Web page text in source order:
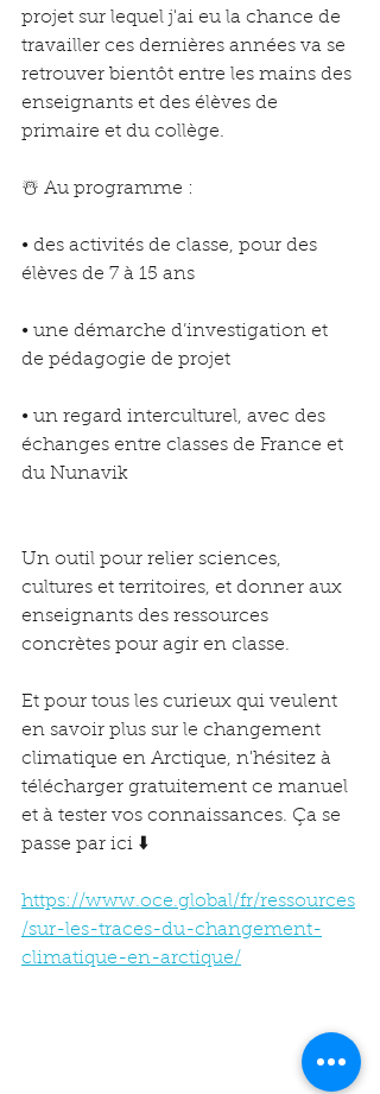
projet sur lequel j'ai eu la chance de
travailler ces dernières années va se
retrouver bientôt entre les mains des
enseignants et des élèves de
primaire et du collège.
☃️ Au programme :
• des activités de classe, pour des
élèves de 7 à 15 ans
• une démarche d’investigation et
de pédagogie de projet
• un regard interculturel, avec des
échanges entre classes de France et
du Nunavik
Un outil pour relier sciences,
cultures et territoires, et donner aux
enseignants des ressources
concrètes pour agir en classe.
Et pour tous les curieux qui veulent
en savoir plus sur le changement
climatique en Arctique, n'hésitez à
télécharger gratuitement ce manuel
et à tester vos connaissances. Ça se
passe par ici ⬇️
https://www.oce.global/fr/ressources
/sur-les-traces-du-changement-
climatique-en-arctique/